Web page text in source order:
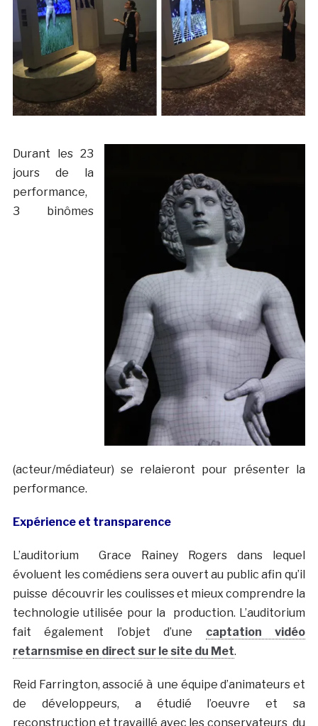
Durant les 23
jours de la
performance,
3 binômes
(acteur/médiateur) se relaieront pour présenter la
performance.
Expérience et transparence
L’auditorium Grace Rainey Rogers dans lequel
évoluent les comédiens sera ouvert au public afin qu’il
puisse découvrir les coulisses et mieux comprendre la
technologie utilisée pour la production. L’auditorium
fait également l’objet d’une captation vidéo
retarnsmise en direct sur le site du Met.
Reid Farrington, associé à une équipe d’animateurs et
de développeurs, a étudié l’oeuvre et sa
reconstruction et travaillé avec les conservateurs du